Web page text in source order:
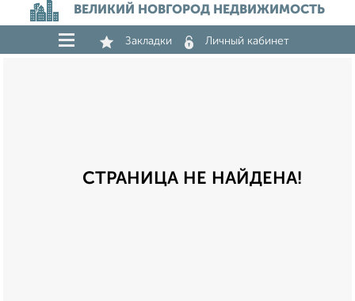
ВЕЛИКИЙ НОВГОРОД НЕДВИЖИМОСТЬ
Закладки Личный кабинет
СТРАНИЦА НЕ НАЙДЕНА!